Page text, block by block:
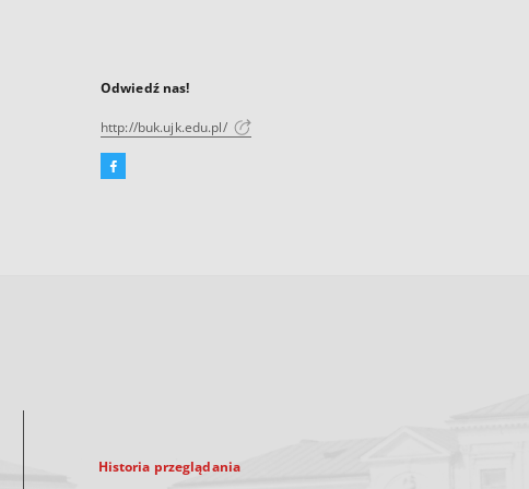
Odwiedź nas!
http://buk.ujk.edu.pl/
Facebook
Historia przeglądania